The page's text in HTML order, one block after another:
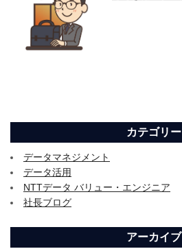
カテゴリー
データマネジメント
データ活用
NTTデータ バリュー・エンジニア
社長ブログ
アーカイブ